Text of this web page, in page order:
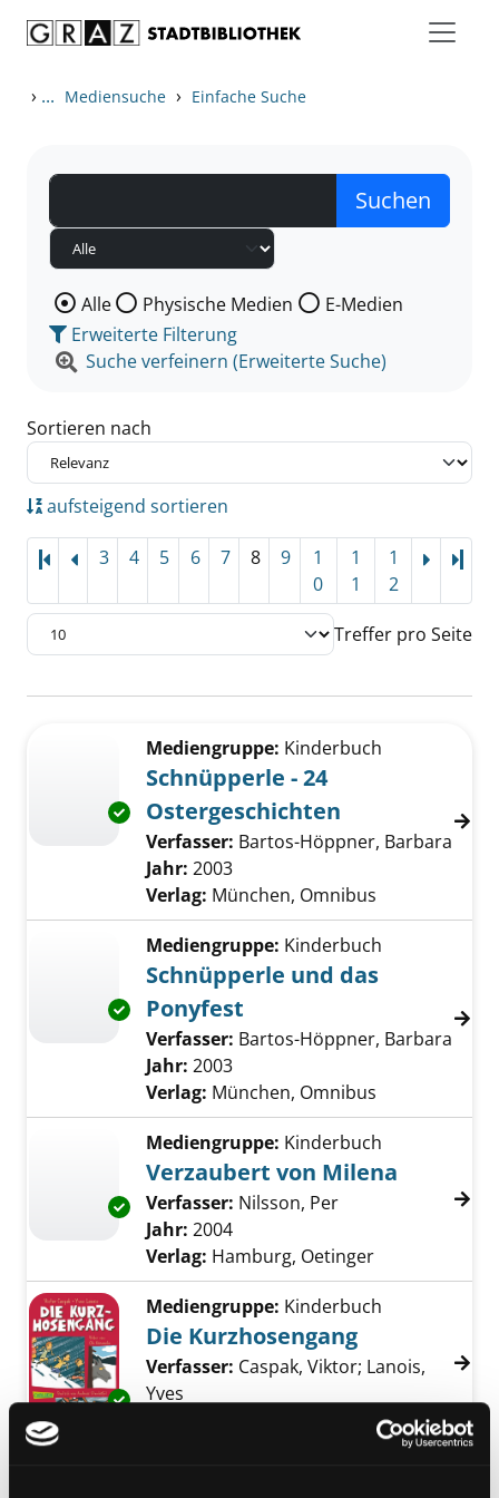
› ... Mediensuche › Einfache Suche
Wählen Sie die Medienart nach der Sie suchen wollen.
Alle Physische Medien
E-Medien
Erweiterte Filterung
Suche verfeinern (Erweiterte Suche)
Sortieren nach
aufsteigend sortieren
3 4 5 6 7 8 9
1
0
1
1
1
2
Treffer pro Seite
Zu den Suchfiltern springen
Exemplar-Details von Schnüpperle - 24
Mediengruppe: Kinderbuch
Schnüpperle - 24
Ostergeschichten
Verfasser: Bartos-Höppner, Barbara
Jahr: 2003
Verlag: München, Omnibus
Exemplar-Details von Schnüpperle und das
Mediengruppe: Kinderbuch
Schnüpperle und das
Ponyfest
Verfasser: Bartos-Höppner, Barbara
Jahr: 2003
Verlag: München, Omnibus
Exemplar-Details von Verzaubert von Milena
Mediengruppe: Kinderbuch
Verzaubert von Milena
Verfasser: Nilsson, Per Suche nach
Jahr: 2004
Verlag: Hamburg, Oetinger
Exemplar-Details von Die Kurzhosengang
Mediengruppe: Kinderbuch
Die Kurzhosengang
Verfasser: Caspak, Viktor; Lanois,
Yves
Hamburg, Carlsen